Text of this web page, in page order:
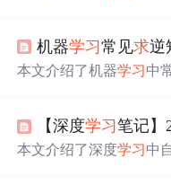
以及叶子张量与非叶子
到的警告和梯度计算结
机器学习常见求逆
本文介绍了机器学习中
【深度学习笔记】
本文介绍了深度学习中